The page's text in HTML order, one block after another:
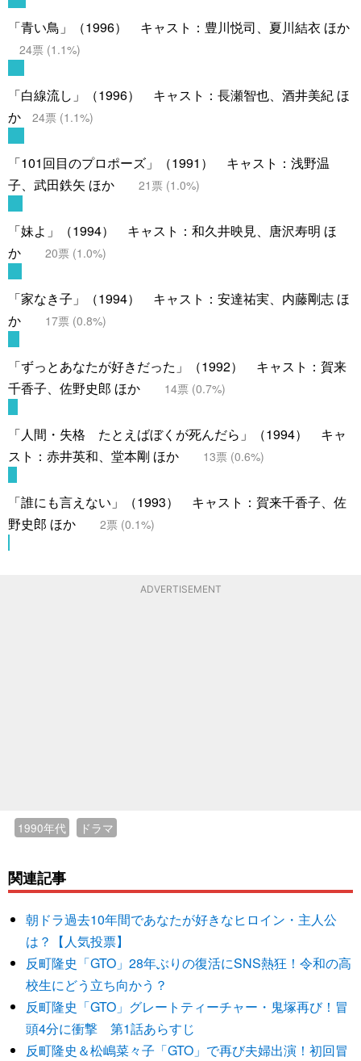
「青い鳥」（1996） キャスト：豊川悦司、夏川結衣 ほか
24票 (1.1%)
「白線流し」（1996） キャスト：長瀬智也、酒井美紀 ほ
か
24票 (1.1%)
「101回目のプロポーズ」（1991） キャスト：浅野温
子、武田鉄矢 ほか
21 票 (1.0%)
「妹よ」（1994） キャスト：和久井映見、唐沢寿明 ほ
か
20票 (1.0%)
「家なき子」（1994） キャスト：安達祐実、内藤剛志 ほ
か
17票 (0.8%)
「ずっとあなたが好きだった」（1992） キャスト：賀来
千香子、佐野史郎 ほか
14票 (0.7%)
「人間・失格 たとえばぼくが死んだら」（1994） キャ
スト：赤井英和、堂本剛 ほか
13票 (0.6%)
「誰にも言えない」（1993） キャスト：賀来千香子、佐
野史郎 ほか
2票 (0.1%)
ADVERTISEMENT
1990年代 ドラマ
関連記事
朝ドラ過去10年間であなたが好きなヒロイン・主人公
は？【人気投票】
反町隆史「GTO」28年ぶりの復活にSNS熱狂！令和の高
校生にどう立ち向かう？
反町隆史「GTO」グレートティーチャー・鬼塚再び！冒
頭4分に衝撃 第1話あらすじ
反町隆史＆松嶋菜々子「GTO」で再び夫婦出演！初回冒